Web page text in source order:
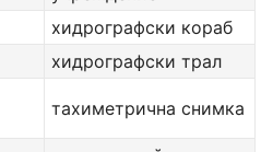
хидрографски кораб
хидрографски трал
тахиметрична снимка